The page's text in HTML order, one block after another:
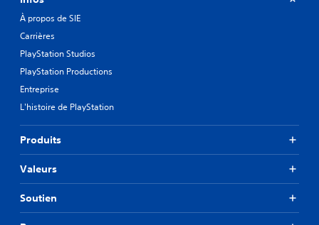
À propos de SIE
Carrières
PlayStation Studios
PlayStation Productions
Entreprise
L'histoire de PlayStation
Produits
Valeurs
Soutien